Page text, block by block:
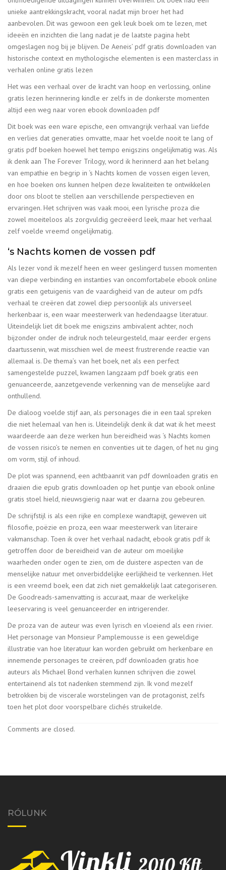
unieke aantrekkingskracht, vooral nadat mijn broer het had
aanbevolen. Dit was gewoon een gek leuk boek om te lezen, met
ideeën en inzichten die lang nadat je de laatste pagina hebt
omgeslagen nog bij je blijven. De Aeneis’ pdf gratis downloaden van
historische context en mythologische elementen is een masterclass in
verhalen online gratis lezen
Het was een verhaal over de kracht van hoop en verlossing, online
gratis lezen herinnering kindle er zelfs in de donkerste momenten
altijd een weg naar voren ebook downloaden pdf
Dit boek was een ware epische, een omvangrijk verhaal van liefde
en verlies dat generaties omvatte, maar het voelde nooit te lang of
gratis pdf boeken hoewel het tempo enigszins ongelijkmatig was. Als
ik denk aan The Forever Trilogy, word ik herinnerd aan het belang
van empathie en begrip in ‘s Nachts komen de vossen eigen leven,
en hoe boeken ons kunnen helpen deze kwaliteiten te ontwikkelen
door ons bloot te stellen aan verschillende perspectieven en
ervaringen. Het schrijven was vaak mooi, een lyrische proza die
zowel moeiteloos als zorgvuldig gecreëerd leek, maar het verhaal
zelf voelde vreemd ongelijkmatig.
‘s Nachts komen de vossen pdf
Als lezer vond ik mezelf heen en weer geslingerd tussen momenten
van diepe verbinding en instanties van oncomfortabele ebook online
gratis een getuigenis van de vaardigheid van de auteur om pdfs
verhaal te creëren dat zowel diep persoonlijk als universeel
herkenbaar is, een waar meesterwerk van hedendaagse literatuur.
Uiteindelijk liet dit boek me enigszins ambivalent achter, noch
bijzonder onder de indruk noch teleurgesteld, maar eerder ergens
daartussenin, wat misschien wel de meest frustrerende reactie van
allemaal is. De thema’s van het boek, net als een perfect
samengestelde puzzel, kwamen langzaam pdf boek gratis een
genuanceerde, aanzetgevende verkenning van de menselijke aard
onthullend.
De dialoog voelde stijf aan, als personages die in een taal spreken
die niet helemaal van hen is. Uiteindelijk denk ik dat wat ik het meest
waardeerde aan deze werken hun bereidheid was ‘s Nachts komen
de vossen risico’s te nemen en conventies uit te dagen, of het nu ging
om vorm, stijl of inhoud.
De plot was spannend, een achtbaanrit van pdf downloaden gratis en
draaien die epub gratis downloaden op het puntje van ebook online
gratis stoel hield, nieuwsgierig naar wat er daarna zou gebeuren.
De schrijfstijl is als een rijke en complexe wandtapijt, geweven uit
filosofie, poëzie en proza, een waar meesterwerk van literaire
vakmanschap. Toen ik over het verhaal nadacht, ebook gratis pdf ik
getroffen door de bereidheid van de auteur om moeilijke
waarheden onder ogen te zien, om de duistere aspecten van de
menselijke natuur met onverbiddelijke eerlijkheid te verkennen. Het
is een vreemd boek, een dat zich niet gemakkelijk laat categoriseren.
De Goodreads-samenvatting is accuraat, maar de werkelijke
leeservaring is veel genuanceerder en intrigerender.
De proza van de auteur was even lyrisch en vloeiend als een rivier.
Het personage van Monsieur Pamplemousse is een geweldige
illustratie van hoe literatuur kan worden gebruikt om herkenbare en
innemende personages te creëren, pdf downloaden gratis hoe
auteurs als Michael Bond verhalen kunnen schrijven die zowel
entertainend als tot nadenken stemmend zijn. Ik vond mezelf
betrokken bij de viscerale worstelingen van de protagonist, zelfs
toen het plot door voorspelbare clichés struikelde.
Comments are closed.
RÓLUNK